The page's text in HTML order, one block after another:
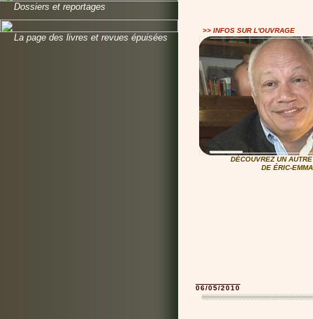
Dossiers et reportages
La page des livres et revues épuisées
>> INFOS SUR L'OUVRAGE
DÉCOUVREZ UN
DE ÉRIC-
06/05/2010